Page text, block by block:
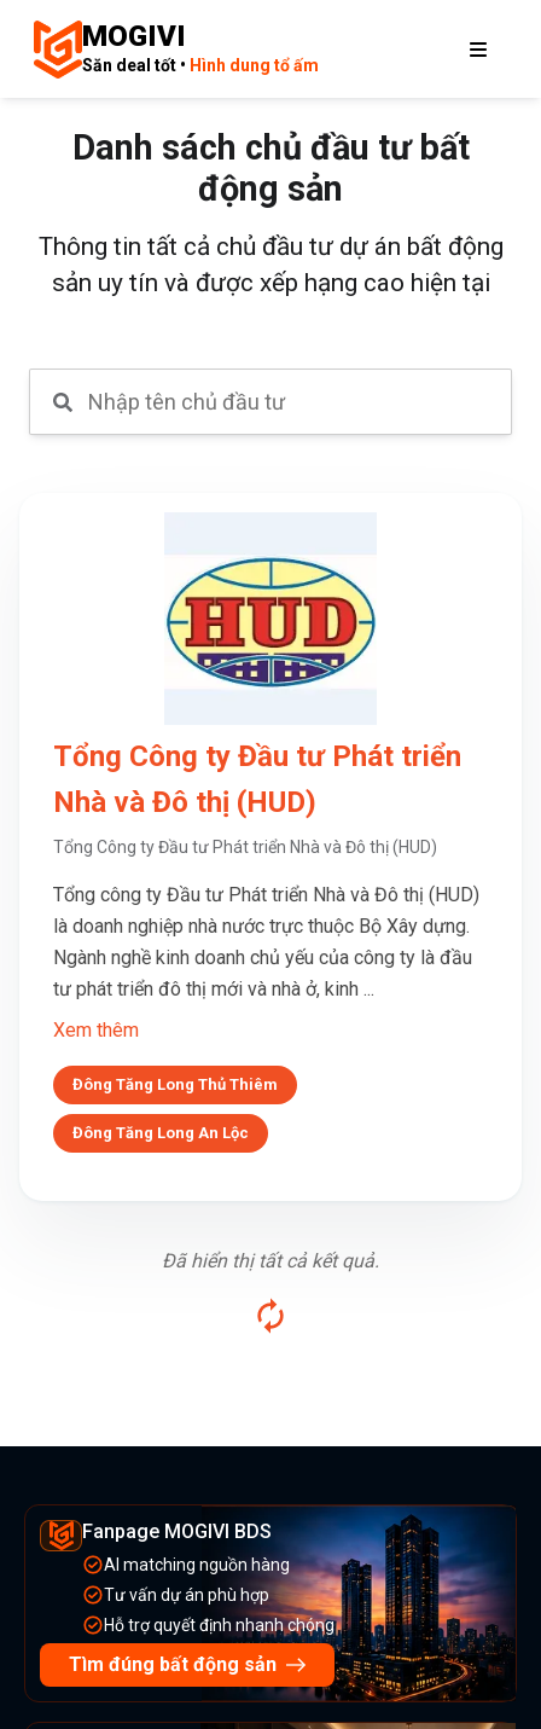
MOGIVI
Săn deal tốt • Hình dung tổ ấm
Danh sách chủ đầu tư bất
động sản
Thông tin tất cả chủ đầu tư dự án bất động
sản uy tín và được xếp hạng cao hiện tại
Tổng Công ty Đầu tư Phát triển
Nhà và Đô thị (HUD)
Tổng Công ty Đầu tư Phát triển Nhà và Đô thị (HUD)
Tổng công ty Đầu tư Phát triển Nhà và Đô thị (HUD)
là doanh nghiệp nhà nước trực thuộc Bộ Xây dựng.
Ngành nghề kinh doanh chủ yếu của công ty là đầu
tư phát triển đô thị mới và nhà ở, kinh ...
Xem thêm
Đông Tăng Long Thủ Thiêm
Đông Tăng Long An Lộc
Đã hiển thị tất cả kết quả.
Fanpage MOGIVI BDS
AI matching nguồn hàng
Tư vấn dự án phù hợp
Hỗ trợ quyết định nhanh chóng
Tìm đúng bất động sản